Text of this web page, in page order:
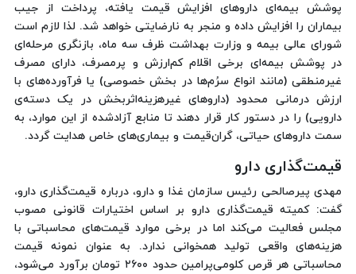
پوشش بیمه‌ای داروهای افزایش قیمت یافته، پرداخت از جیب
بیماران را افزایش داده و منجر به نارضایتی خواهد شد. لذا لازم است
شورای عالی بیمه و وزارت بهداشت ظرف سه ماه، بازنگری مرحله‌ای
در پوشش بیمه‌ای برخی اقلام کم‌ارزش و پرمصرف، دارای مصرف
غیرمنطقی (مانند انواع سرُم‌ها در بخش خصوصی) یا فرآورده‌های با
ارزش درمانی محدود (داروهای غیرهزینه‌اثربخش در یک دسته‌ی
دارویی) را در دستور کار قرار دهند تا منابع آزادشده از این موارد، به
سمت داروهای حیاتی، گران‌قیمت و بیماری‌های خاص هدایت گردد.
قیمت‌گذاری دارو
مهدی پیرصالحی رئیس سازمان غذا و دارو، درباره قیمت‌گذاری دارو،
گفت: کمیته قیمت‌گذاری دارو بر اساس اختیارات قانونی مصوب
مجلس فعالیت می‌کند اما در برخی موارد قیمت‌های محاسباتی با
هزینه‌های واقعی تولید همخوانی ندارد. به عنوان نمونه قیمت
محاسباتی هر قرص کلومی‌پرامین حدود ۲۶۰۰ تومان برآورد می‌شود،